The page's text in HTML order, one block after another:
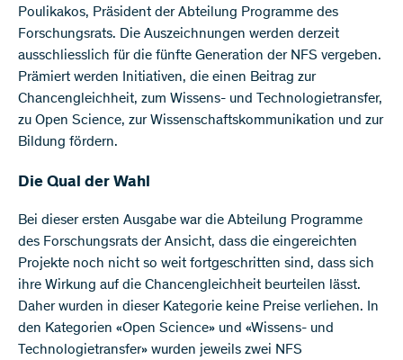
Poulikakos, Präsident der Abteilung Programme des
Forschungsrats. Die Auszeichnungen werden derzeit
ausschliesslich für die fünfte Generation der NFS vergeben.
Prämiert werden Initiativen, die einen Beitrag zur
Chancengleichheit, zum Wissens- und Technologietransfer,
zu Open Science, zur Wissenschaftskommunikation und zur
Bildung fördern.
Die Qual der Wahl
Bei dieser ersten Ausgabe war die Abteilung Programme
des Forschungsrats der Ansicht, dass die eingereichten
Projekte noch nicht so weit fortgeschritten sind, dass sich
ihre Wirkung auf die Chancengleichheit beurteilen lässt.
Daher wurden in dieser Kategorie keine Preise verliehen. In
den Kategorien «Open Science» und «Wissens- und
Technologietransfer» wurden jeweils zwei NFS